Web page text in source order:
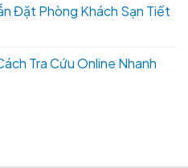
Đặt Phòng Khách Sạn Tiết
Tra Cứu Online Nhanh